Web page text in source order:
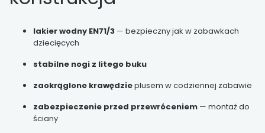
lakier wodny EN71/3 — bezpieczny jak w zabawkach
dziecięcych
stabilne nogi z litego buku
zaokrąglone krawędzieplusem w codziennej zabawie
zabezpieczenie przed przewróceniem — montaż do
ściany